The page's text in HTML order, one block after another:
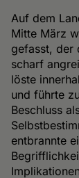
Auf dem
Mitte März
gefasst, der
scharf
löste
und führte
Beschluss
entbrannte